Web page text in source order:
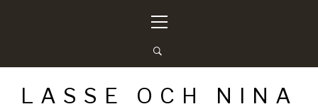
meny
LASSE OCH NINA